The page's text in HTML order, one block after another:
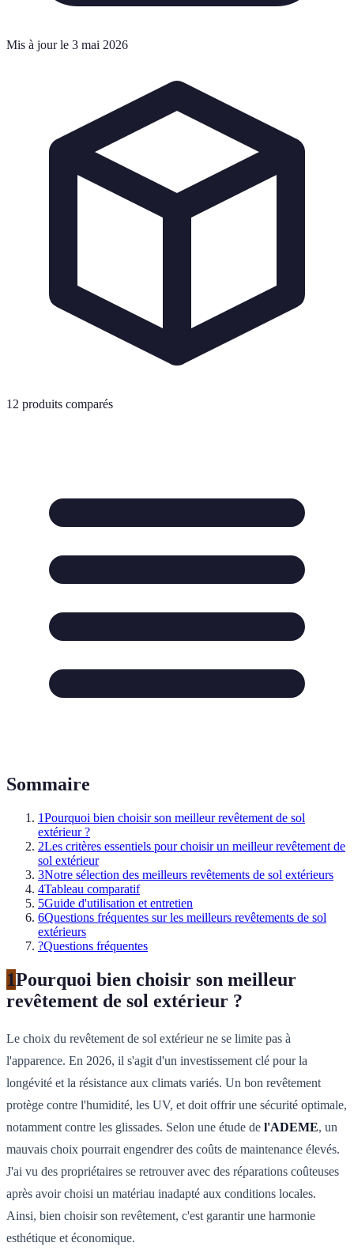
Mis à jour le 3 mai 2026
12 produits comparés
Sommaire
1Pourquoi bien choisir son meilleur revêtement de sol
extérieur ?
2Les critères essentiels pour choisir un meilleur revêtement de
sol extérieur
3Notre sélection des meilleurs revêtements de sol extérieurs
4Tableau comparatif
5Guide d'utilisation et entretien
6Questions fréquentes sur les meilleurs revêtements de sol
extérieurs
?Questions fréquentes
1Pourquoi bien choisir son meilleur
revêtement de sol extérieur ?
Le choix du revêtement de sol extérieur ne se limite pas à
l'apparence. En 2026, il s'agit d'un investissement clé pour la
longévité et la résistance aux climats variés. Un bon revêtement
protège contre l'humidité, les UV, et doit offrir une sécurité optimale,
notamment contre les glissades. Selon une étude de l'ADEME, un
mauvais choix pourrait engendrer des coûts de maintenance élevés.
J'ai vu des propriétaires se retrouver avec des réparations coûteuses
après avoir choisi un matériau inadapté aux conditions locales.
Ainsi, bien choisir son revêtement, c'est garantir une harmonie
esthétique et économique.